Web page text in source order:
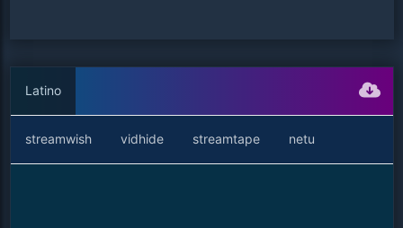
Latino
streamwish vidhide streamtape netu